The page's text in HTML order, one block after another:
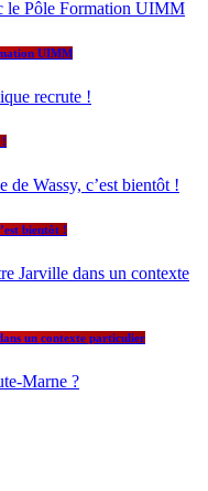
UIMM
!
bientôt !
un contexte particulier